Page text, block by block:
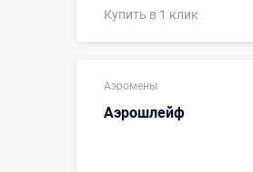
Купить в 1 клик
Больше деталей →
Смотреть видео
Аэромены
Аэрошлейф